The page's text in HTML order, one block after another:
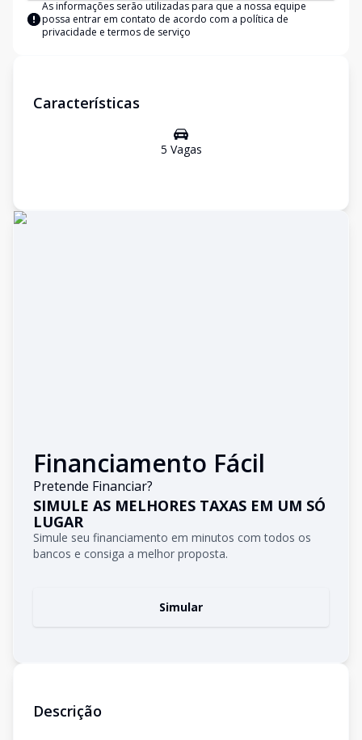
As informações serão utilizadas para que a nossa equipe
possa entrar em contato de acordo com a política de
privacidade e termos de serviço
Características
5 Vagas
Financiamento Fácil
Pretende Financiar?
SIMULE AS MELHORES TAXAS EM UM SÓ
LUGAR
Simule seu financiamento em minutos com todos os
bancos e consiga a melhor proposta.
Simular
Descrição